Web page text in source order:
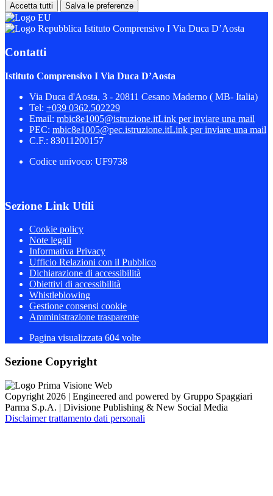
Accetta tutti Salva le preferenze
Istituto Comprensivo I Via Duca D’Aosta
Contatti
Istituto Comprensivo I Via Duca D’Aosta
Via Duca d'Aosta, 3 - 20811 Cesano Maderno ( MB- Italia)
Tel: +039 0362.502229
Email: mbic8e1005@istruzione.itLink per inviare una mail
PEC: mbic8e1005@pec.istruzione.itLink per inviare una mail
C.F.: 83011200157
Codice univoco: UF9738
Sezione Link Utili
Cookie policy
Note legali
Informativa Privacy
Ufficio Relazioni con il Pubblico
Dichiarazione di accessibilità
Obiettivi di accessibilità
Whistleblowing
Gestione consensi cookie
Amministrazione trasparente
Pagina visualizzata 604 volte
Sezione Copyright
Copyright 2026 | Engineered and powered by Gruppo Spaggiari
Parma S.p.A. | Divisione Publishing & New Social Media
Disclaimer trattamento dati personali